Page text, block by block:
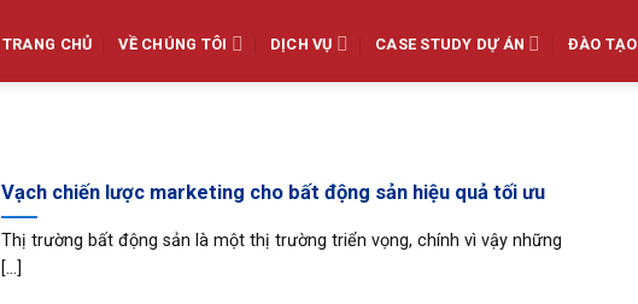
TRANG CHỦ VỀ CHÚNG TÔI DỊCH VỤ CASE STUDY DỰ ÁN ĐÀO TẠO
Vạch chiến lược marketing cho bất động sản hiệu quả tối ưu
Thị trường bất động sản là một thị trường triển vọng, chính vì vậy những
[...]